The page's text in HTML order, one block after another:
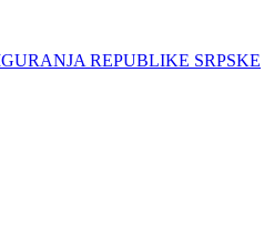
REPUBLIKE SRPSKE